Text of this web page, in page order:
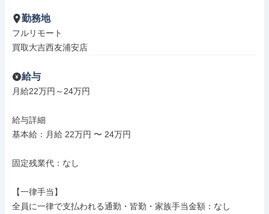
勤務地
フルリモート
買取大吉西友浦安店
給与
月給22万円～24万円
給与詳細
基本給：月給 22万円 〜 24万円
固定残業代：なし
【一律手当】
全員に一律で支払われる通勤・皆勤・家族手当金額：なし